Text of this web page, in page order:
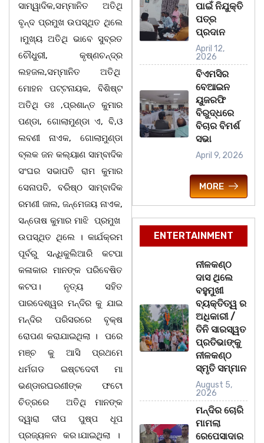
ସାମ୍ୱାଦିକ,ସମ୍ମାନିତ ଅତିଥି
ବୃନ୍ଦ ପ୍ରମୁଖ ଉପସ୍ଥିତ ଥିଲେ
।ମୁଖ୍ୟ ଅତିଥି ଭାବେ ସୁବ୍ରତ
ଚୌଧୁରୀ, କୃଷ୍ଣଚନ୍ଦ୍ର
ଲହଜଲ,ସମ୍ମାନିତ ଅତିଥି
ମୋହନ ପଟ୍ଟନାୟକ, ବିଶିଷ୍ଟ
ଅତିଥି ଡଃ ,ପ୍ରଶାନ୍ତ କୁମାର
ପଣ୍ଡା, ଗୋଲାମୁଣ୍ଡା ଏ, ବି,ଓ
ଲବଣୀ ନାଏକ, ଗୋଲାମୁଣ୍ଡା
ବ୍ଲକ ଜନ କଲ୍ୟାଣ ସାମ୍ବାଦିକ
ସଂଘର ସଭାପତି ରାମ କୁମାର
ସେନାପତି, ବରିଷ୍ଠ ସାମ୍ବାଦିକ
ରମଣୀ ଜାଲ, ଜନ୍ମେଜୟ ନାଏକ,
ସନ୍ତୋଷ କୁମାର ମାଝି ପ୍ରମୁଖ
ଉପସ୍ଥିତ ଥିଲେ । କାର୍ଯକ୍ରମ
ପୂର୍ବରୁ ସନ୍ଧିକୁଲିଆରି କଟପା
କଳାକାର ମାନଙ୍କ ପରିବେଷିତ
କଟପ। ନୃତ୍ୟ ସହିତ
ପାରଦେଶ୍ୱର ମନ୍ଦିର କୁ ଯାଇ
ମନ୍ଦିର ପରିସରରେ ବୃକ୍ଷ
ରୋପଣ କରାଯାଇଥିଲା । ପରେ
ମଞ୍ଚ କୁ ଆସି ପ୍ରଥମେ
ଧର୍ମଗଡ ଇଷ୍ଟଦେବୀ ମା
ଭଣ୍ଡାରଘରଣୀଙ୍କ ଫଟୋ
ଚିତ୍ରରେ ଅତିଥି ମାନଙ୍କ
ଦ୍ୱାରା ଦୀପ ପୁଷ୍ପ ଧୂପ
ପ୍ରଜ୍ୟଳନ କର।ଯାଇଥିଲା ।
ପାଇଁ ନିଯୁକ୍ତି
ପତ୍ର
ପ୍ରଦାନ
April 12,
2026
ବିଏମସିର
ବେଆଇନ
ୟୁଜରଫି
ବିରୁଦ୍ଧରେ
ବିଚାର ବିମର୍ଶ
ସଭା
April 9, 2026
MORE
ENTERTAINMENT
ନୀଳକଣ୍ଠ
ଦାସ ଥିଲେ
ବହୁମୁଖୀ
ବ୍ୟକ୍ତିତ୍ୱ ର
ଅଧିକାରୀ /
ତିନି ସାରସ୍ୱତ
ପ୍ରତିଭାଙ୍କୁ
ନୀଳକଣ୍ଠ
ସ୍ମୃତି ସମ୍ମାନ
August 5,
2026
ମନ୍ଦିର ଚୋରି
ମାମଲା
ରେପେସାଦାର